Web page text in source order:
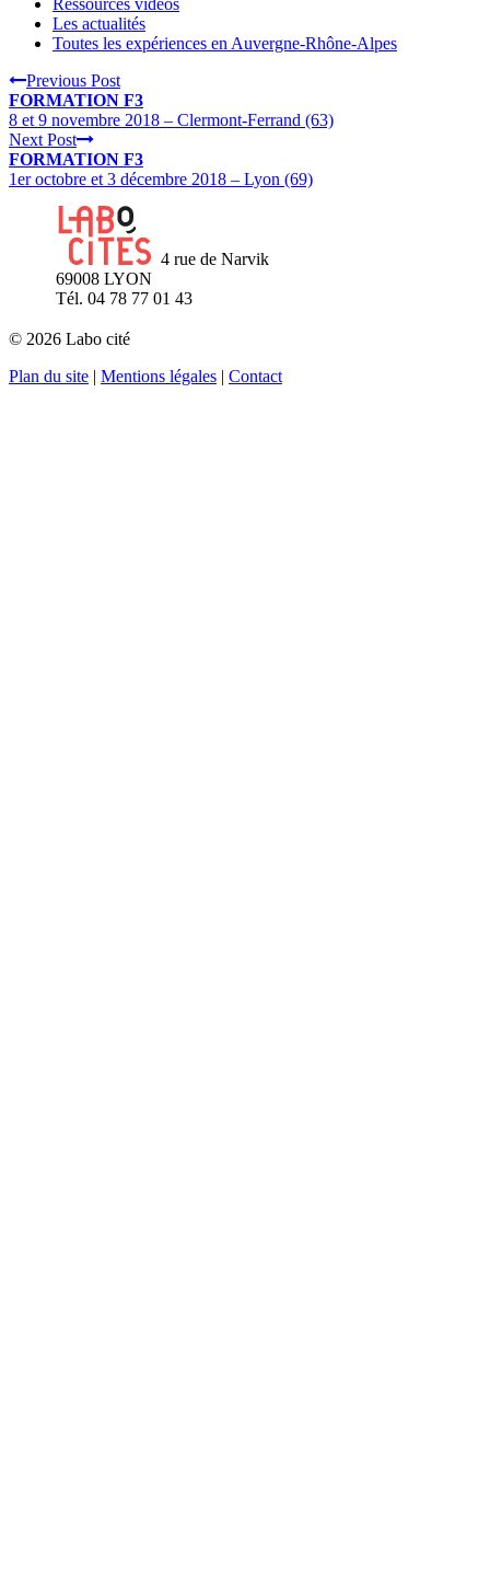
Les actualités
Toutes les expériences en Auvergne-Rhône-Alpes
Previous Post
FORMATION F3
8 et 9 novembre 2018 – Clermont-Ferrand (63)
Next Post
FORMATION F3
1er octobre et 3 décembre 2018 – Lyon (69)
4 rue de Narvik
69008 LYON
Tél. 04 78 77 01 43
© 2026 Labo cité
Plan du site | Mentions légales | Contact